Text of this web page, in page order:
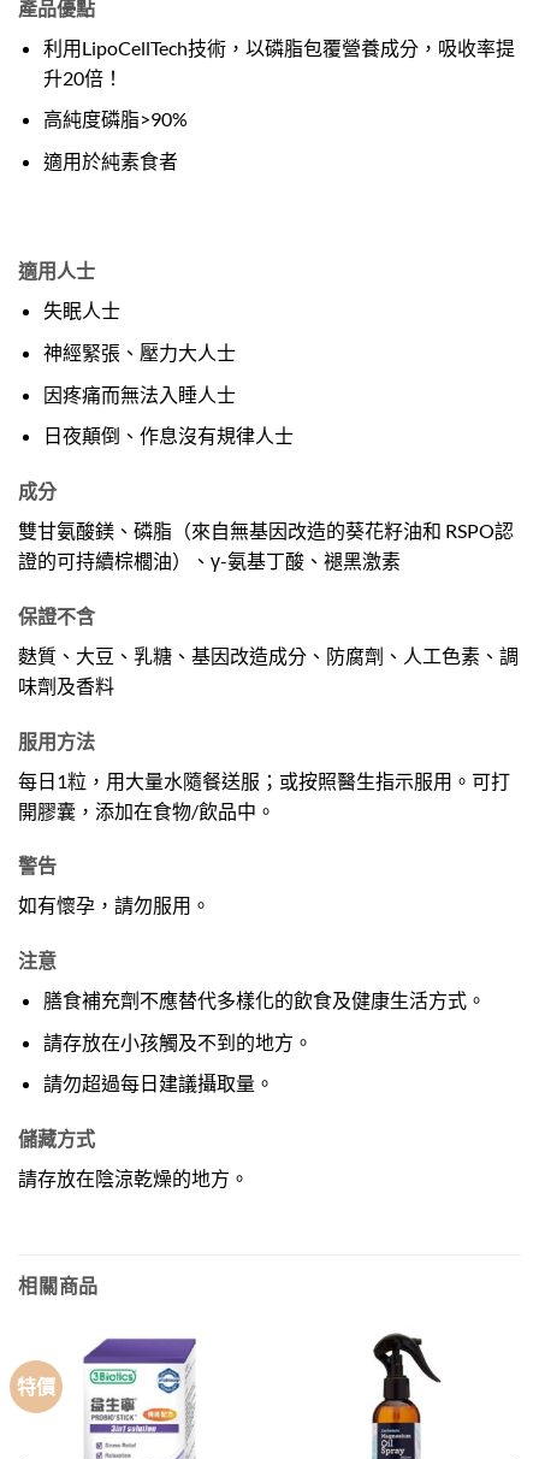
產品優點
利用LipoCellTech技術，以磷脂包覆營養成分，吸收率提
升20倍！
高純度磷脂>90%
適用於純素食者
適用人士
失眠人士
神經緊張、壓力大人士
因疼痛而無法入睡人士
日夜顛倒、作息沒有規律人士
成分
雙甘氨酸鎂、磷脂（來自無基因改造的葵花籽油和 RSPO認
證的可持續棕櫚油）、γ-氨基丁酸、褪黑激素
保證不含
麩質、大豆、乳糖、基因改造成分、防腐劑、人工色素、調
味劑及香料
服用方法
每日1粒，用大量水隨餐送服；或按照醫生指示服用。可打
開膠囊，添加在食物/飲品中。
警告
如有懷孕，請勿服用。
注意
膳食補充劑不應替代多樣化的飲食及健康生活方式。
請存放在小孩觸及不到的地方。
請勿超過每日建議攝取量。
儲藏方式
請存放在陰涼乾燥的地方。
相關商品
特價